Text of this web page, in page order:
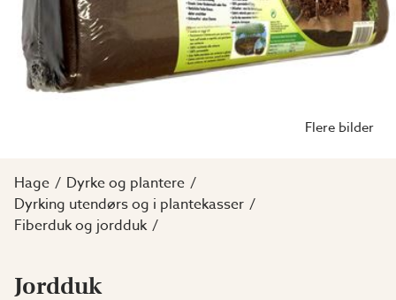
Flere bilder
Hage
Dyrke og plantere
Dyrking utendørs og i plantekasser
Fiberduk og jordduk
Jordduk